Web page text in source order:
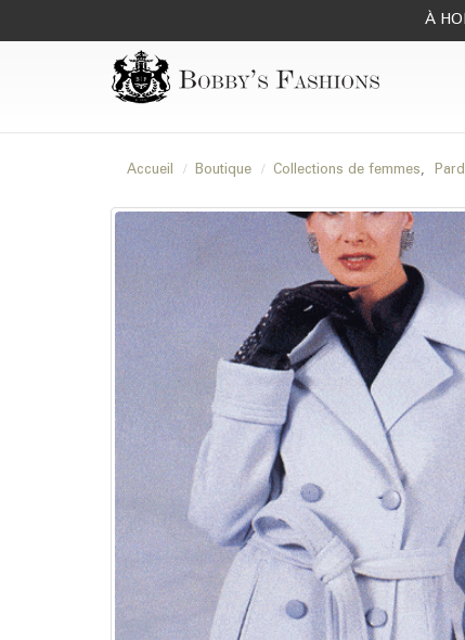
À
Accueil Boutique Collections de femmes,